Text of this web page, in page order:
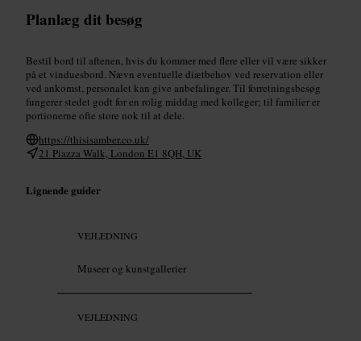
Planlæg dit besøg
Bestil bord til aftenen, hvis du kommer med flere eller vil være sikker
på et vinduesbord. Nævn eventuelle diætbehov ved reservation eller
ved ankomst, personalet kan give anbefalinger. Til forretningsbesøg
fungerer stedet godt for en rolig middag med kolleger; til familier er
portionerne ofte store nok til at dele.
https://thisisamber.co.uk/
21 Piazza Walk, London E1 8QH, UK
Lignende guider
VEJLEDNING
Museer og kunstgallerier
VEJLEDNING